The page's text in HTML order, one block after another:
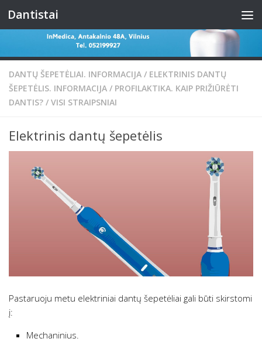
Skip to content
Dantistai
DANTŲ ŠEPETĖLIAI. INFORMACIJA / ELEKTRINIS DANTŲ
ŠEPETĖLIS. INFORMACIJA / PROFILAKTIKA. KAIP PRIŽIŪRĖTI
DANTIS? / VISI STRAIPSNIAI
Elektrinis dantų šepetėlis
Pastaruoju metu elektriniai dantų šepetėliai gali būti skirstomi
į:
Mechaninius.